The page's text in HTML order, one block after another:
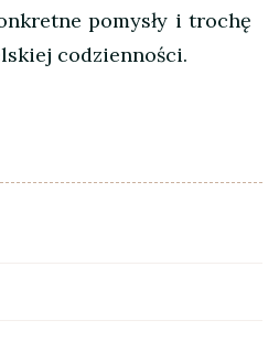
pomysły i trochę
codzienności.